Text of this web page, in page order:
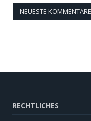
NEUESTE KOMMENTARE
RECHTLICHES